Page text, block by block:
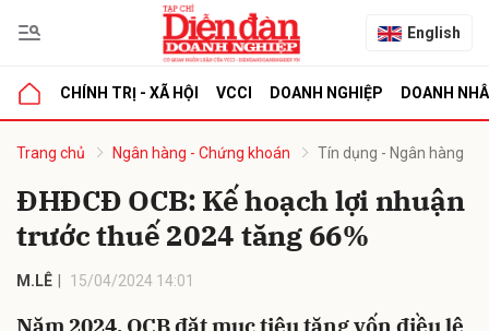
English
CHÍNH TRỊ - XÃ HỘI VCCI DOANH NGHIỆP DOANH
Trang chủ Ngân hàng - Chứng khoán Tín dụng - Ngân hàng
ĐHĐCĐ OCB: Kế hoạch lợi nhuận
trước thuế 2024 tăng 66%
M.LÊ 15/04/2024 14:01
Năm 2024, OCB đặt mục tiêu tăng vốn điều lệ
luận